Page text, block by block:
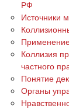
РФ
Источники
Коллизия
частного
Понятие
Органы